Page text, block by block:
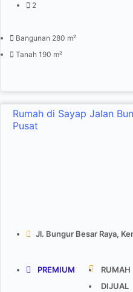
2
Bangunan 280 m²
Tanah 190 m²
Rumah di Sayap Jalan
Pusat
Jl. Bungur Besar Raya,
PREMIUM
RUMAH
DIJUAL